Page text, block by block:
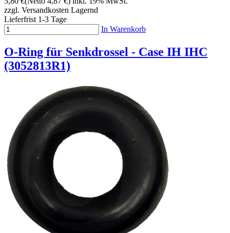
zzgl. Versandkosten Lagernd
Lieferfrist 1-3 Tage
In Warenkorb
O-Ring für Senkdrossel - Case IH IHC
(3052813R1)